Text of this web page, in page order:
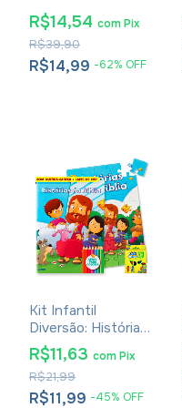
R$14,99 -62% OFF
R$39,90
R$14,54 comPix
Kit Infantil
Diversão: Histórias
Da Bíblia - Raquel
Almeida, Jefferson
Ferreira
R$11,99 -45% OFF
R$21,99
R$11,63 comPix